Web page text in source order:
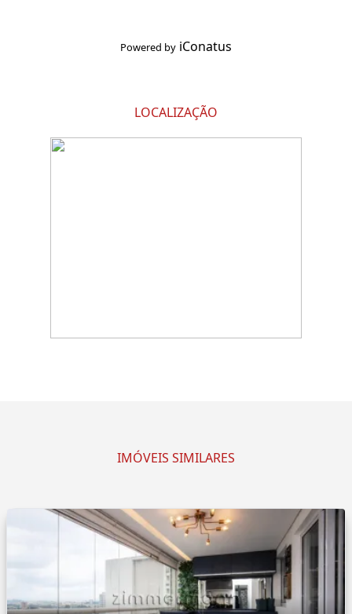
Powered by iConatus
LOCALIZAÇÃO
IMÓVEIS SIMILARES